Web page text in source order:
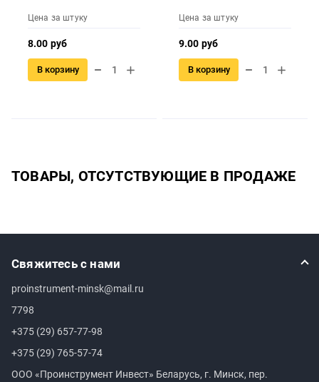
Цена за штуку
8.00 руб
В корзину
Цена за штуку
9.00 руб
В корзину
ТОВАРЫ, ОТСУТСТВУЮЩИЕ В ПРОДАЖЕ
Свяжитесь с нами
proinstrument-minsk@mail.ru
7798
+375 (29) 657-77-98
+375 (29) 765-57-74
ООО «Проинструмент Инвест» Беларусь, г. Минск, пер.